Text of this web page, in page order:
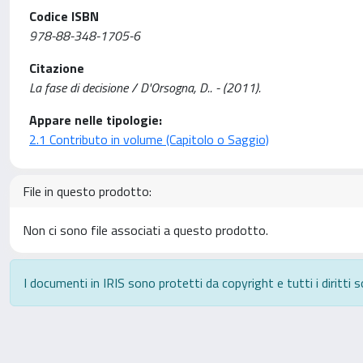
Codice ISBN
978-88-348-1705-6
Citazione
La fase di decisione / D'Orsogna, D.. - (2011).
Appare nelle tipologie:
2.1 Contributo in volume (Capitolo o Saggio)
File in questo prodotto:
Non ci sono file associati a questo prodotto.
I documenti in IRIS sono protetti da copyright e tutti i diritti